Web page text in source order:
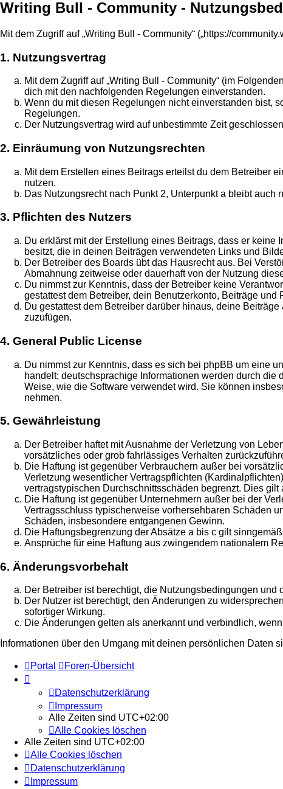
Writing Bull - Community -
Mit dem Zugriff auf „Writing Bull - Community“ („https://
1. Nutzungsvertrag
Mit dem Zugriff auf „Writing Bull - Community“ (im
dich mit den nachfolgenden Regelungen einverstanden.
Wenn du mit diesen Regelungen nicht einverstanden bist,
Regelungen.
Der Nutzungsvertrag wird auf unbestimmte Zeit
2. Einräumung von Nutzungsrechten
Mit dem Erstellen eines Beitrags erteilst du dem Betreiber
nutzen.
Das Nutzungsrecht nach Punkt 2, Unterpunkt a bleibt
3. Pflichten des Nutzers
Du erklärst mit der Erstellung eines Beitrags, dass er
besitzt, die in deinen Beiträgen verwendeten Links und
Der Betreiber des Boards übt das Hausrecht aus. Bei
Abmahnung zeitweise oder dauerhaft von der Nutzung
Du nimmst zur Kenntnis, dass der Betreiber keine
gestattest dem Betreiber, dein Benutzerkonto, Beiträge
Du gestattest dem Betreiber darüber hinaus, deine
zuzufügen.
4. General Public License
Du nimmst zur Kenntnis, dass es sich bei phpBB um eine
handelt; deutschsprachige Informationen werden durch
Weise, wie die Software verwendet wird. Sie können
nehmen.
5. Gewährleistung
Der Betreiber haftet mit Ausnahme der Verletzung von
vorsätzliches oder grob fahrlässiges Verhalten
Die Haftung ist gegenüber Verbrauchern außer bei
Verletzung wesentlicher Vertragspflichten
vertragstypischen Durchschnittsschäden begrenzt. Dies
Die Haftung ist gegenüber Unternehmern außer bei der
Vertragsschluss typischerweise vorhersehbaren Schäden
Schäden, insbesondere entgangenen Gewinn.
Die Haftungsbegrenzung der Absätze a bis c gilt
Ansprüche für eine Haftung aus zwingendem nationalem
6. Änderungsvorbehalt
Der Betreiber ist berechtigt, die Nutzungsbedingungen
Der Nutzer ist berechtigt, den Änderungen zu
sofortiger Wirkung.
Die Änderungen gelten als anerkannt und verbindlich,
Informationen über den Umgang mit deinen persönlichen Daten
Portal Foren-Übersicht
Datenschutzerklärung
Impressum
Alle Zeiten sind UTC+02:00
Alle Cookies löschen
Alle Zeiten sind UTC+02:00
Alle Cookies löschen
Datenschutzerklärung
Impressum